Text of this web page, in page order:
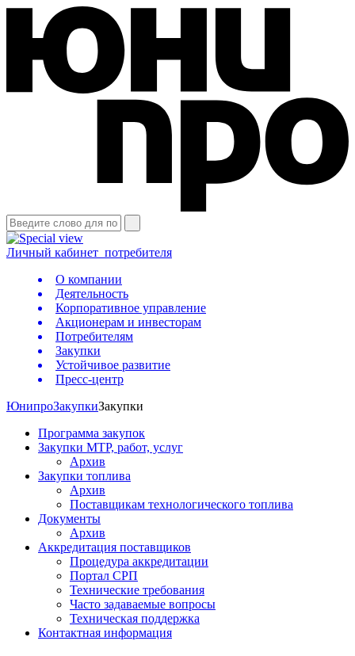
Личный кабинет потребителя
О компании
Деятельность
Корпоративное управление
Акционерам и инвесторам
Потребителям
Закупки
Устойчивое развитие
Пресс-центр
ЮнипроЗакупкиЗакупки
Программа закупок
Закупки МТР, работ, услуг
Архив
Закупки топлива
Архив
Поставщикам технологического топлива
Документы
Архив
Аккредитация поставщиков
Процедура аккредитации
Портал СРП
Технические требования
Часто задаваемые вопросы
Техническая поддержка
Контактная информация